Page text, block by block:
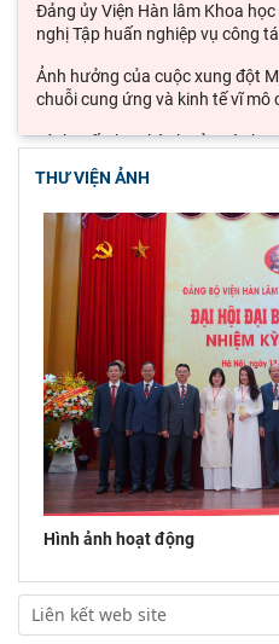
Đảng ủy Viện Hàn lâm Khoa
nghị Tập huấn nghiệp vụ công
Ảnh hưởng của cuộc xung đột
chuỗi cung ứng và kinh tế vĩ mô
Lý thuyết thực hành của các
ứng dụng vào phát triển du lịch
thực tế tại thành phố Hồ Chí Minh
Hội thảo khoa học quốc gia
Di sản và giá trị thời đại”
THƯ VIỆN ẢNH
Hình ảnh hoạt động